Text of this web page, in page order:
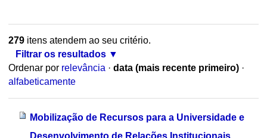
279itens atendem ao seu critério.
Filtrar os resultados
Ordenar por relevância · data (mais recente primeiro) ·
alfabeticamente
Mobilização de Recursos para a Universidade e
Desenvolvimento de Relações Institucionais